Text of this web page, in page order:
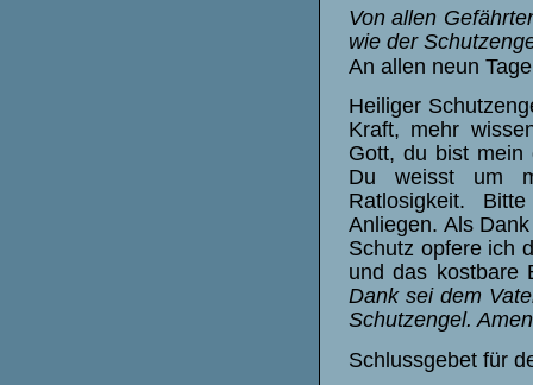
Von allen
wie der
An allen neun
Heiliger
Kraft, mehr
Gott, du bist mein
Du weisst um
Ratlosigkeit.
Anliegen. Als
Schutz opfere ich
und das kostbare
Dank sei dem
Schutzengel.
Schlussgebet für